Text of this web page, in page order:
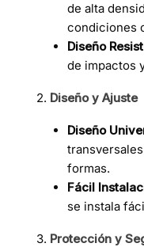
de alta
condiciones
Diseño
de impactos
Diseño y Ajuste
Diseño
formas.
Fácil
se instala
Protección y